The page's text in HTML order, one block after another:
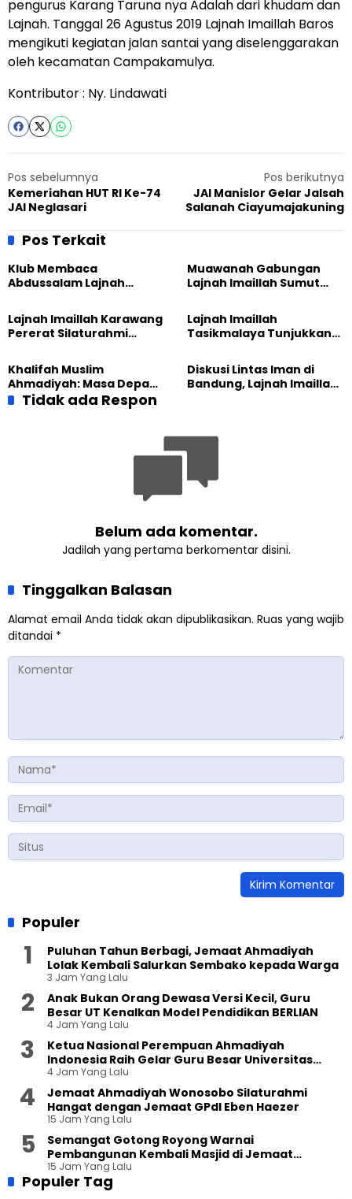
pengurus Karang Taruna nya Adalah dari khudam dan
Lajnah. Tanggal 26 Agustus 2019 Lajnah Imaillah Baros
mengikuti kegiatan jalan santai yang diselenggarakan
oleh kecamatan Campakamulya.
Kontributor : Ny. Lindawati
Pos sebelumnya
Kemeriahan HUT RI Ke-74
JAI Neglasari
Pos berikutnya
JAI Manislor Gelar Jalsah
Salanah Ciayumajakuning
Pos Terkait
Klub Membaca
Abdussalam Lajnah
Gelar Diskusi dan
Tadabbur Alam
Muawanah Gabungan
Lajnah Imaillah Sumut
hingga Edukasi Tangani
Sampah
Lajnah Imaillah Karawang
Pererat Silaturahmi
Masak Bersama
Lajnah Imaillah
Tasikmalaya Tunjukkan
Bangun Ekonomi
Keluarga
Khalifah Muslim
Ahmadiyah: Masa Depan
Anak Dimulai dari
Perempuan yang Terus
Diskusi Lintas Iman di
Bandung, Lajnah Imaillah
Tidak ada Respon
Belum ada komentar.
Jadilah yang pertama berkomentar disini.
Tinggalkan Balasan
Alamat email Anda tidak akan dipublikasikan. Ruas yang wajib
ditandai *
Populer
Puluhan Tahun Berbagi, Jemaat Ahmadiyah
Lolak Kembali Salurkan Sembako kepada Warga
3 Jam Yang Lalu
Anak Bukan Orang Dewasa Versi Kecil, Guru
Besar UT Kenalkan Model Pendidikan BERLIAN
4 Jam Yang Lalu
Ketua Nasional Perempuan Ahmadiyah
Indonesia Raih Gelar Guru Besar Universitas
Terbuka
4 Jam Yang Lalu
Jemaat Ahmadiyah Wonosobo Silaturahmi
Hangat dengan Jemaat GPdI Eben Haezer
15 Jam Yang Lalu
Semangat Gotong Royong Warnai
Pembangunan Kembali Masjid di Jemaat
Ahmadiyah Sukapura
15 Jam Yang Lalu
Populer Tag